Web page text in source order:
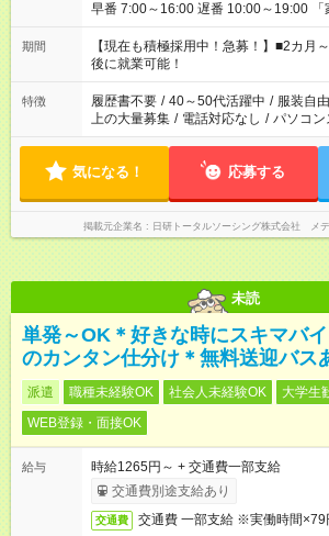
早番 7:00～16:00 遅番 10:00～19:00 「家族と休みを合わせた
い」 「余裕を持って夕飯の準備がした
たくない」 など、ご希望を教えてくださいね。 ※W
の方へ 今ご覧のお仕事で希望する勤務
の勤務時間。 合計で週40時間を超える
期間
【現在も積極採用中！急募！】■2カ
後に就業可能！
特徴 履歴書不要 / 40～50代活躍中 / 服装自由
上の大量募集 / 電話対応なし / パソコン
気になる！ 応募する
掲載元企業名 日研トータルソーシング株式会社 メ
未読
単発～OK＊好きな時にスキマバ
のカンタン仕分け＊無料送迎バス
派遣 職種未経験OK 社会人未経験OK 大学生
WEB登録・面接OK
給与
時給1265円～ + 交通費一部支給
交通費別途支給あり
交通費 交通費 一部支給 ※実働時間×79